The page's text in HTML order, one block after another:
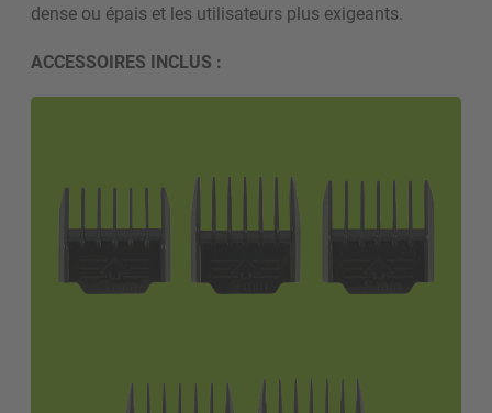
dense ou épais et les utilisateurs plus exigeants.
ACCESSOIRES INCLUS :